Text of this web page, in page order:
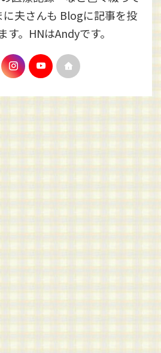
に夫さんも Blogに記事を投
す。HNはAndyです。